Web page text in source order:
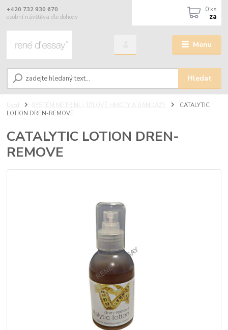
Menu
Hledat
+420 732 930 670
osobní návštěva dle dohody
0 ks
za
Úvod SYSTÉM METRINI - TĚLOVÉ HMOTY A BANDÁŽE
CATALYTIC
LOTION DREN-REMOVE
CATALYTIC LOTION DREN-
REMOVE